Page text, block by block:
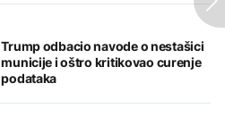
Trump odbacio navode o nestašici
municije i oštro kritikovao curenje
podataka